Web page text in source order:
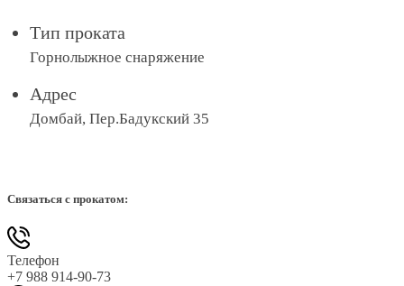
Тип проката
Горнолыжное снаряжение
Адрес
Домбай, Пер.Бадукский 35
Связаться с прокатом:
Телефон
+7 988 914-90-73